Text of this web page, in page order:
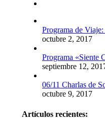
Programa de
octubre 2, 2017
Programa «Siente
septiembre 12,
06/11 Charlas de
octubre 9, 2017
Artículos recientes: